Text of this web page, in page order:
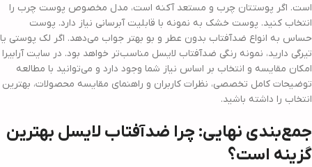
است. اگر پوستتان چرب و مستعد آکنه است، مدل مخصوص پوست چرب را
انتخاب کنید. پوست خشک به نمونه با قابلیت آبرسانی نیاز دارد. پوست
حساس به انواع ضدآفتاب بدون عطر و بو بهتر جواب می‌دهد. اگر لک پوستی یا
تیرگی دارید، نمونه رنگی ضدآفتاب لایسل مناسب‌تر خواهد بود. در سایت آرابیرا
امکان مقایسه و انتخاب بر اساس نیاز شما وجود دارد و می‌توانید با مطالعه
توضیحات کامل تخصصی، نظرات کاربران و راهنمای مقایسه محصولات، بهترین
انتخاب را داشته باشید.
جمع‌بندی نهایی: چرا ضدآفتاب لایسل بهترین
گزینه است؟